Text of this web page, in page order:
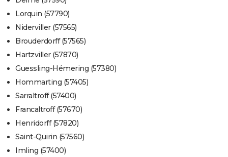
Lorquin (57790)
Niderviller (57565)
Brouderdorff (57565)
Hartzviller (57870)
Guessling-Hémering (57380)
Hommarting (57405)
Sarraltroff (57400)
Francaltroff (57670)
Henridorff (57820)
Saint-Quirin (57560)
Imling (57400)